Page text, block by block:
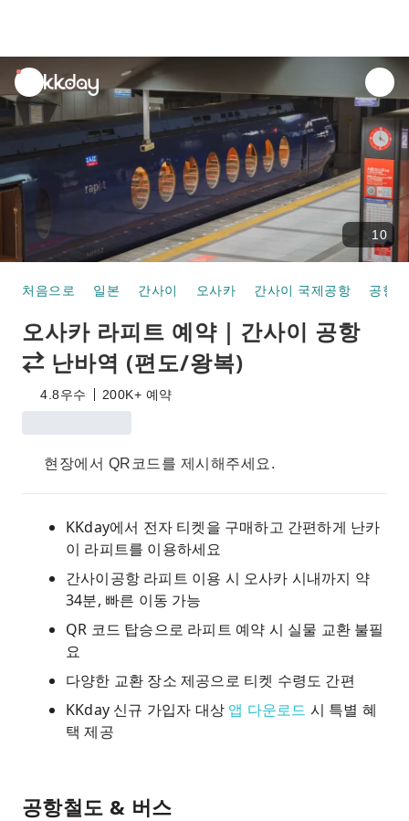
unread
notifications
10
처음으로 일본 간사이 오사카 간사이 국제공항 공항
오사카 라피트 예약｜간사이 공항
⇄ 난바역 (편도/왕복)
4.8우수 200K+ 예약
현장에서 QR코드를 제시해주세요.
KKday에서 전자 티켓을 구매하고 간편하게 난카
이 라피트를 이용하세요
간사이공항 라피트 이용 시 오사카 시내까지 약
34분, 빠른 이동 가능
QR 코드 탑승으로 라피트 예약 시 실물 교환 불필
요
다양한 교환 장소 제공으로 티켓 수령도 간편
KKday 신규 가입자 대상 앱 다운로드 시 특별 혜
택 제공
공항철도 & 버스